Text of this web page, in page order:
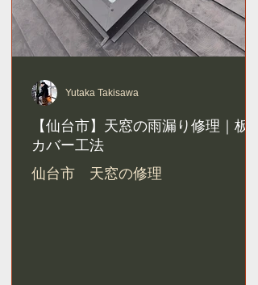
【仙台市】天窓の雨漏り修理｜板金
カバー工法
仙台市 天窓の修理
Yutaka Takisawa